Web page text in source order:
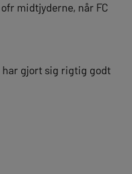
midtjyderne, når FC
har gjort sig rigtig godt